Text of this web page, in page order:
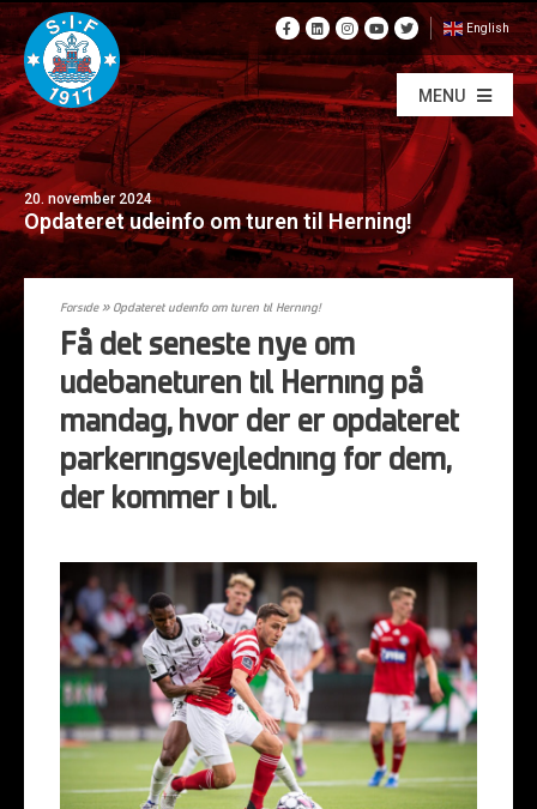
English
MENU
20. november 2024
Opdateret udeinfo om turen til Herning!
Forside» Opdateret udeinfo om turen til Herning!
Få det seneste nye om
udebaneturen til Herning på
mandag, hvor der er opdateret
parkeringsvejledning for dem,
der kommer i bil.